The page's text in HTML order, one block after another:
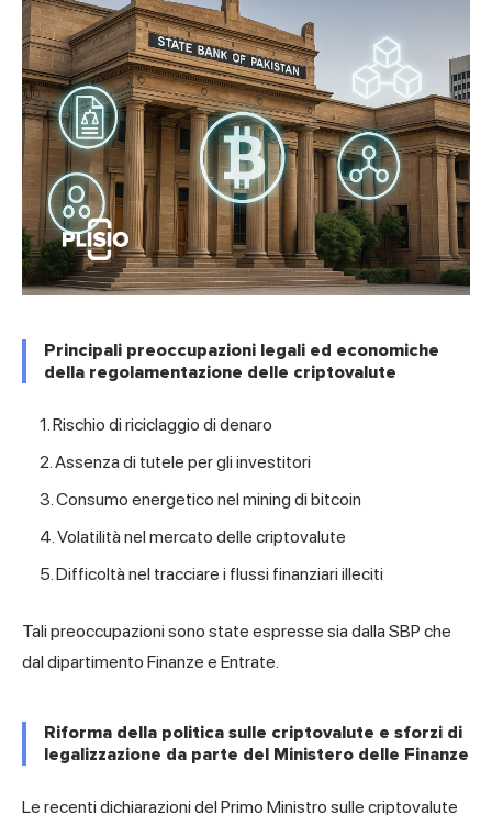
Principali preoccupazioni legali ed economiche
della regolamentazione delle criptovalute
Rischio di riciclaggio di denaro
Assenza di tutele per gli investitori
Consumo energetico nel mining di bitcoin
Volatilità nel mercato delle criptovalute
Difficoltà nel tracciare i flussi finanziari illeciti
Tali preoccupazioni sono state espresse sia dalla SBP che
dal dipartimento Finanze e Entrate.
Riforma della politica sulle criptovalute e sforzi di
legalizzazione da parte del Ministero delle Finanze
Le recenti dichiarazioni del Primo Ministro sulle criptovalute